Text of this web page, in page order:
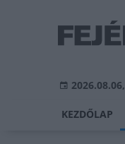
KEZDŐLAP